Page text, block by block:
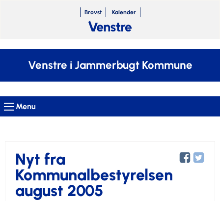
Brovst Kalender
Venstre i Jammerbugt Kommune
Menu
Nyt fra
Kommunalbestyrelsen
august 2005